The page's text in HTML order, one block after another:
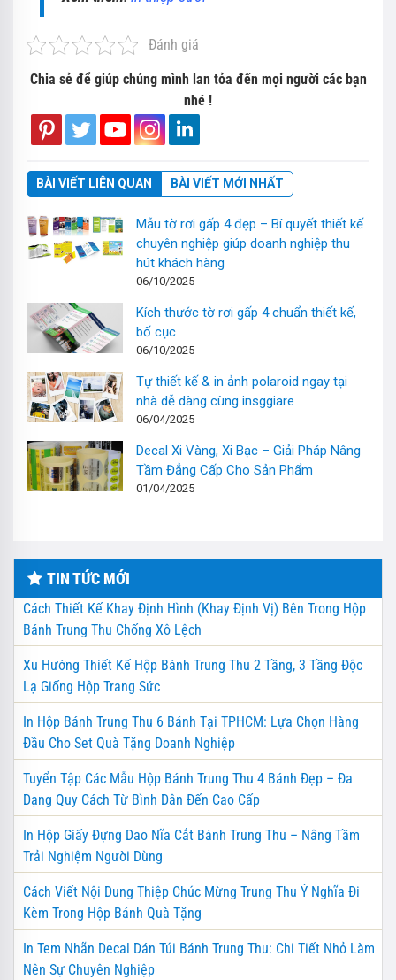
Đánh giá
Chia sẻ để giúp chúng mình lan tỏa đến mọi người các bạn
nhé !
BÀI VIẾT LIÊN QUAN BÀI VIẾT MỚI NHẤT
Mẫu tờ rơi gấp 4 đẹp – Bí quyết thiết kế
chuyên nghiệp giúp doanh nghiệp thu
hút khách hàng
06/10/2025
Kích thước tờ rơi gấp 4 chuẩn thiết kế,
bố cục
06/10/2025
Tự thiết kế & in ảnh polaroid ngay tại
nhà dễ dàng cùng insggiare
06/04/2025
Decal Xi Vàng, Xi Bạc – Giải Pháp Nâng
Tầm Đẳng Cấp Cho Sản Phẩm
01/04/2025
TIN TỨC MỚI
Cách Thiết Kế Khay Định Hình (Khay Định Vị) Bên Trong Hộp
Bánh Trung Thu Chống Xô Lệch
Xu Hướng Thiết Kế Hộp Bánh Trung Thu 2 Tầng, 3 Tầng Độc
Lạ Giống Hộp Trang Sức
In Hộp Bánh Trung Thu 6 Bánh Tại TPHCM: Lựa Chọn Hàng
Đầu Cho Set Quà Tặng Doanh Nghiệp
Tuyển Tập Các Mẫu Hộp Bánh Trung Thu 4 Bánh Đẹp – Đa
Dạng Quy Cách Từ Bình Dân Đến Cao Cấp
In Hộp Giấy Đựng Dao Nĩa Cắt Bánh Trung Thu – Nâng Tầm
Trải Nghiệm Người Dùng
Cách Viết Nội Dung Thiệp Chúc Mừng Trung Thu Ý Nghĩa Đi
Kèm Trong Hộp Bánh Quà Tặng
In Tem Nhãn Decal Dán Túi Bánh Trung Thu: Chi Tiết Nhỏ Làm
Nên Sự Chuyên Nghiệp